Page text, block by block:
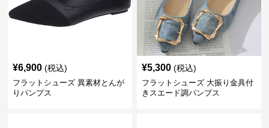
¥6,900 (税込)
フラットシューズ 異素材とんが
りパンプス
¥5,300 (税込)
フラットシューズ 大振り金具付
きスエード調パンプス